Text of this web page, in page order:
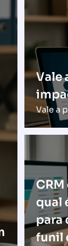
Vale
Vale a
qual
para
funil